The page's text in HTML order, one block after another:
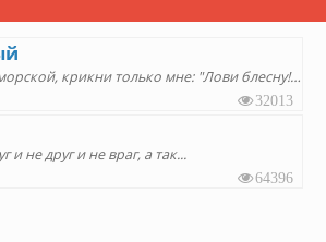
Если я богат, как царь морской, крикни только мне: "Лови блесну!"
32013
и не друг и не враг, а так
64396